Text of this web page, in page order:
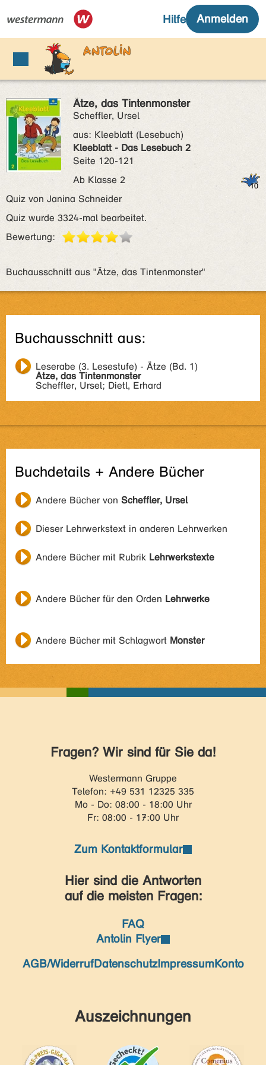
Ätze, das Tintenmonster
Scheffler, Ursel
aus: Kleeblatt (Lesebuch)
Kleeblatt - Das Lesebuch 2
Seite 120-121
Ab Klasse 2
Quiz von Janina Schneider
Quiz wurde 3324-mal bearbeitet.
Bewertung:
Buchausschnitt aus "Ätze, das Tintenmonster"
Buchausschnitt aus:
Leserabe (3. Lesestufe) - Ätze (Bd. 1)
Ätze, das Tintenmonster
Scheffler, Ursel; Dietl, Erhard
Buchdetails + Andere Bücher
Andere Bücher von Scheffler, Ursel
Dieser Lehrwerkstext in anderen Lehrwerken
Andere Bücher mit Rubrik Lehrwerkstexte
Andere Bücher für den Orden Lehrwerke
Andere Bücher mit Schlagwort Monster